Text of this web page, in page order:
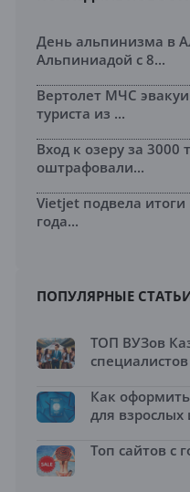
День альпинизма в
Альпиниадой с 8...
Вертолет МЧС
туриста из ...
Вход к озеру за 3000
оштрафовали...
Vietjet подвела итоги
года...
ПОПУЛЯРНЫЕ
ТОП ВУЗов
Как
для взрослых
Топ сайтов с